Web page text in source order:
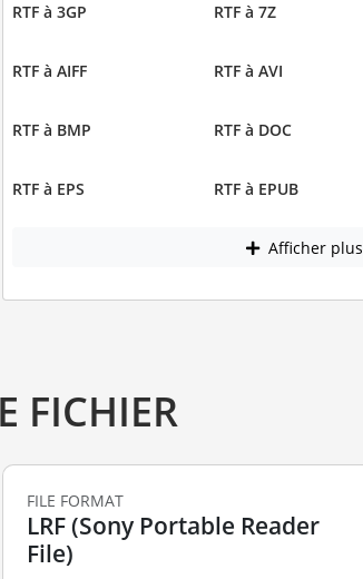
RTF à 3GP RTF à 7Z
RTF à AIFF RTF à AVI
RTF à BMP RTF à DOC
RTF à EPS RTF à EPUB
Afficher plus
FICHIER
FILE FORMAT
LRF (Sony Portable Reader
File)